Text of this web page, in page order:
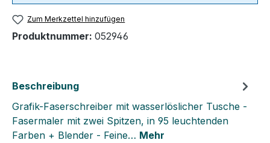
Zum Merkzettel hinzufügen
Produktnummer: 052946
Beschreibung
Grafik-Faserschreiber mit wasserlöslicher Tusche -
Fasermaler mit zwei Spitzen, in 95 leuchtenden
Farben + Blender - Feine… Mehr